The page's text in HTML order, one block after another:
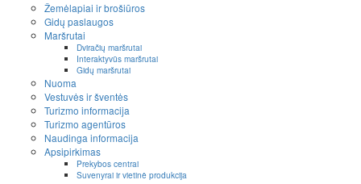
Žemėlapiai ir brošiūros
Gidų paslaugos
Maršrutai
Dviračių maršrutai
Interaktyvūs maršrutai
Gidų maršrutai
Nuoma
Vestuvės ir šventės
Turizmo informacija
Turizmo agentūros
Naudinga informacija
Apsipirkimas
Prekybos centrai
Suvenyrai ir vietinė produkcija